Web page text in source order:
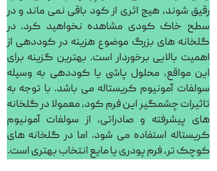
رقیق شوند، هیچ اثری از کود باقی نمی ماند و در
سطح خاک کودی مشاهده نخواهید کرد. در
گلخانه های بزرگ موضوع هزینه در کوددهی از
اهمیت بالایی برخوردار است. بهترین گزینه برای
این مواقع، محلول پاشی یا کوددهی به وسیله
سولفات آمونیوم کریستاله می باشد. با توجه به
تاثیرات چشمگیر این فرم کود، معمولا در گلخانه
های پیشرفته و صادراتی، از سولفات آمونیوم
کریستاله استفاده می شود. اما در گلخانه های
کوچک تر، فرم پودری یا مایع انتخاب بهتری است.